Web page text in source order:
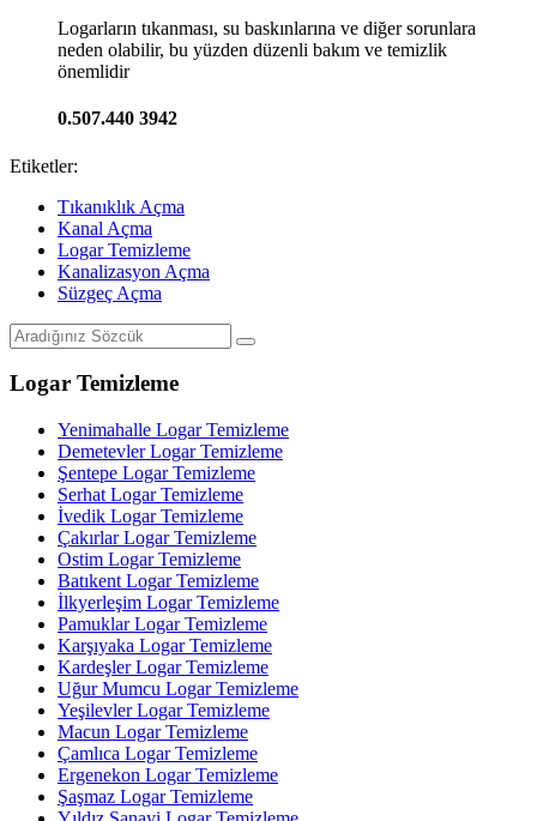
Logarların tıkanması, su baskınlarına ve diğer sorunlara
neden olabilir, bu yüzden düzenli bakım ve temizlik
önemlidir
0.507.440 3942
Etiketler:
Tıkanıklık Açma
Kanal Açma
Logar Temizleme
Kanalizasyon Açma
Süzgeç Açma
Logar Temizleme
Yenimahalle Logar Temizleme
Demetevler Logar Temizleme
Şentepe Logar Temizleme
Serhat Logar Temizleme
İvedik Logar Temizleme
Çakırlar Logar Temizleme
Ostim Logar Temizleme
Batıkent Logar Temizleme
İlkyerleşim Logar Temizleme
Pamuklar Logar Temizleme
Karşıyaka Logar Temizleme
Kardeşler Logar Temizleme
Uğur Mumcu Logar Temizleme
Yeşilevler Logar Temizleme
Macun Logar Temizleme
Çamlıca Logar Temizleme
Ergenekon Logar Temizleme
Şaşmaz Logar Temizleme